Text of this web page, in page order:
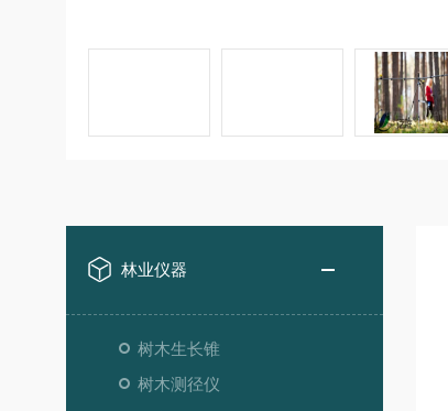
林业仪器
树木生长锥
树木测径仪